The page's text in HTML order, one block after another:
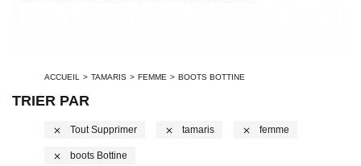
ACCUEIL TAMARIS FEMME BOOTS BOTTINE
TRIER PAR
close Tout Supprimer close Tamaris close Femme
close Boots Bottine